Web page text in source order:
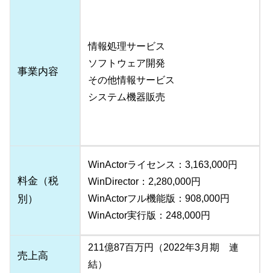
事業内容
情報処理サービス
ソフトウェア開発
その他情報サービス
システム機器販売
料金（税
別）
WinActorライセンス：3,163,000円
WinDirector：2,280,000円
WinActorフル機能版：908,000円
WinActor実行版：248,000円
売上高
211億87百万円（2022年3月期 連
結）